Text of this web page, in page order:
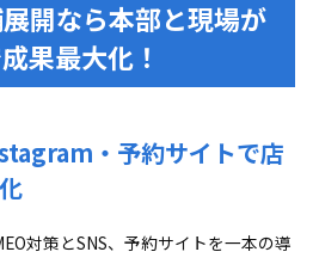
開なら本部と現場が
果最大化！
・予約サイトで店
対策とSNS、予約サイトを一本の導